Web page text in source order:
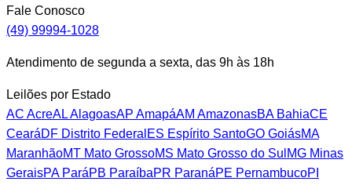
Fale Conosco
(49) 99994-1028
Atendimento de segunda a sexta, das 9h às 18h
Leilões por Estado
AC AcreALAlagoasAP AmapáAM AmazonasBABahiaCE
CearáDF Distrito Federal ES Espírito SantoGO GoiásMA
MaranhãoMT Mato GrossoMS Mato Grosso do Sul MG Minas
GeraisPAParáPB ParaíbaPR ParanáPE PernambucoPI